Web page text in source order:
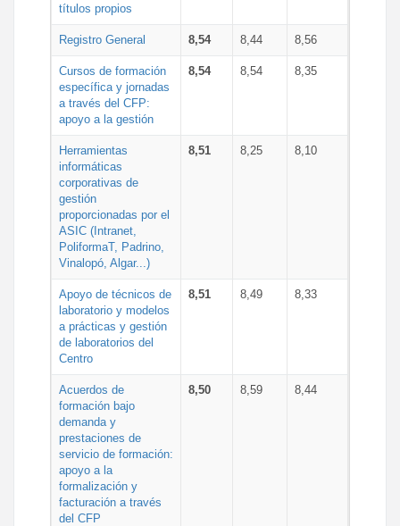
títulos propios
Registro General 8,54 8,44 8,56
Cursos de formación
específica y jornadas
a través del CFP:
apoyo a la gestión
8,54 8,54 8,35
Herramientas
informáticas
corporativas de
gestión
proporcionadas por el
ASIC (Intranet,
PoliformaT, Padrino,
Vinalopó, Algar...)
8,51 8,25 8,10
Apoyo de técnicos de
laboratorio y modelos
a prácticas y gestión
de laboratorios del
Centro
8,51 8,49 8,33
Acuerdos de
formación bajo
demanda y
prestaciones de
servicio de formación:
apoyo a la
formalización y
facturación a través
del CFP
8,50 8,59 8,44